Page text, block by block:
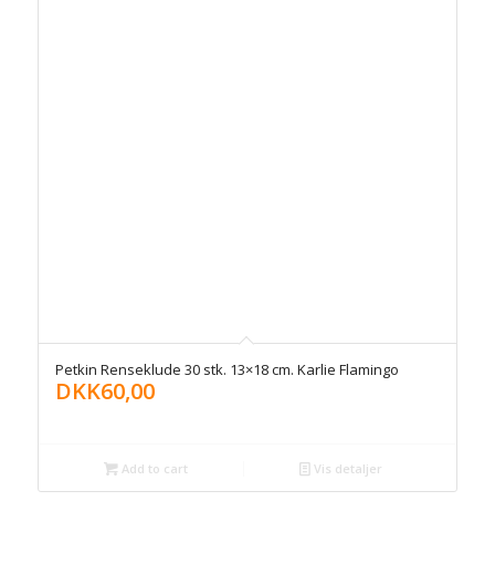
Petkin Renseklude 30 stk. 13×18 cm. Karlie Flamingo
DKK60,00
Add to cart Vis detaljer